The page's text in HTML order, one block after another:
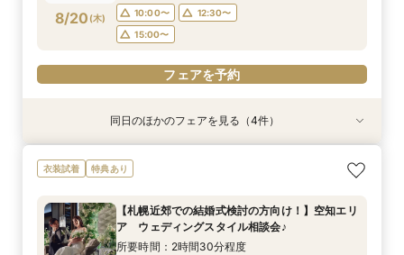
フェアを予約
フェアを予約
フェアを予約
フェアを予約
8/20 (木) 10:00〜
12:30〜
15:00〜
フェアを予約
衣装試着 特典あり
8/20(木)
【一日一組限定】憧れへの第一歩☆試着体験で大
変身！プリンセス体験フェア♡
10:00〜
12:30〜
15:00〜
衣装試着 特典あり
8/20(木)
【ご家族とご一緒に♪】はじめてでも安心☆ダン
ドリ丸ごと相談会
10:00〜
12:30〜
15:00〜
8/20(木)
【遠方にお住いの方必見】オンライン×フォト
ウェディング相談フェア♪
10:00〜
13:00〜
16:00〜
衣装試着 特典あり
8/20(木)
【時を越えて受け継がれる美しさ】厳かな神殿で
叶える、最高峰の神前式
10:00〜
12:30〜
15:00〜
同日のほかのフェアを見る（4件）
衣装試着 特典あり
【札幌近郊での結婚式検討の方向け！】空知エリ
ア ウェディングスタイル相談会♪
所要時間：2時間30分程度